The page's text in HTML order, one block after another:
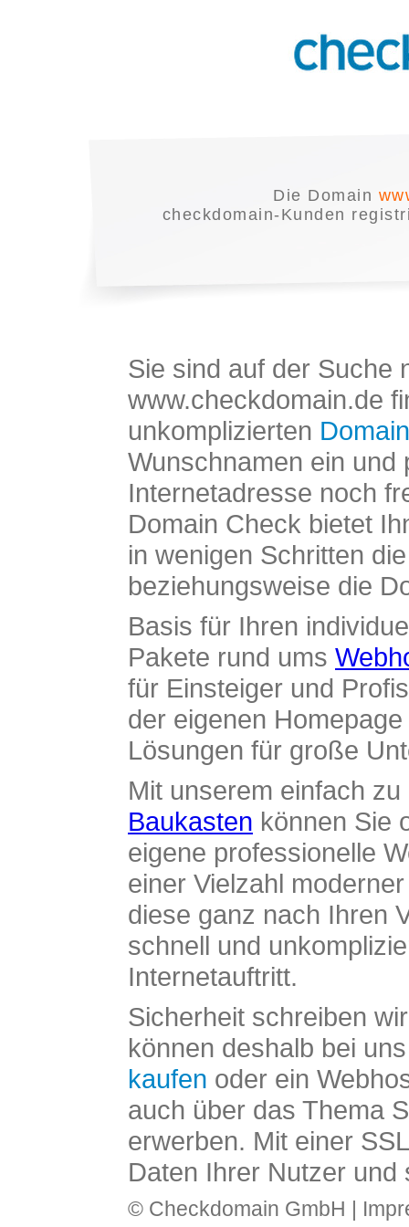
Die Domain
checkdomain-Kunden
Sie sind auf der Suche
www.checkdomain.de
unkomplizierten
Wunschnamen ein und
Internetadresse noch
Domain Check bietet
in wenigen Schritten
beziehungsweise die
Basis für Ihren
Pakete rund ums
für Einsteiger und
der eigenen
Lösungen für große
Mit unserem einfach
Baukasten können Sie
eigene professionelle
einer Vielzahl
diese ganz nach Ihren
schnell und
Internetauftritt.
Sicherheit schreiben
können deshalb bei
kaufen oder ein
auch über das Thema
erwerben. Mit einer
Daten Ihrer Nutzer und
© Checkdomain GmbH |